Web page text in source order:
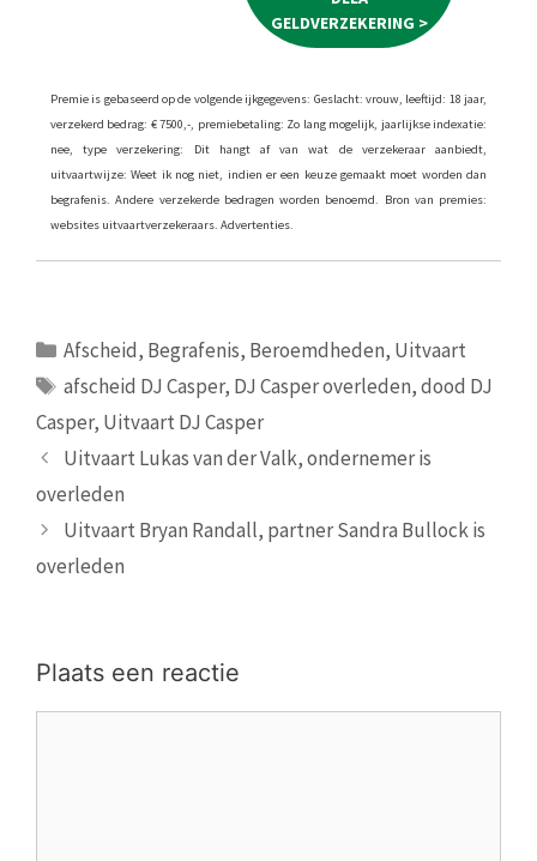
GELDVERZEKERING >
Premie is gebaseerd op de volgende ijkgegevens: Geslacht: vrouw, leeftijd: 18 jaar,
verzekerd bedrag: € 7500,-, premiebetaling: Zo lang mogelijk, jaarlijkse indexatie:
nee, type verzekering: Dit hangt af van wat de verzekeraar aanbiedt,
uitvaartwijze: Weet ik nog niet, indien er een keuze gemaakt moet worden dan
begrafenis. Andere verzekerde bedragen worden benoemd. Bron van premies:
websites uitvaartverzekeraars. Advertenties.
Categorieën
Afscheid, Begrafenis, Beroemdheden, Uitvaart
Tags
afscheid DJ Casper, DJ Casper overleden,dood DJ
Casper, Uitvaart DJ Casper
Uitvaart Lukas van der Valk, ondernemer is
overleden
Uitvaart Bryan Randall, partner Sandra Bullock is
overleden
Plaats een reactie